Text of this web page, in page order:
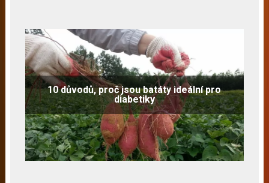
10 důvodů, proč jsou batáty ideální pro
diabetiky